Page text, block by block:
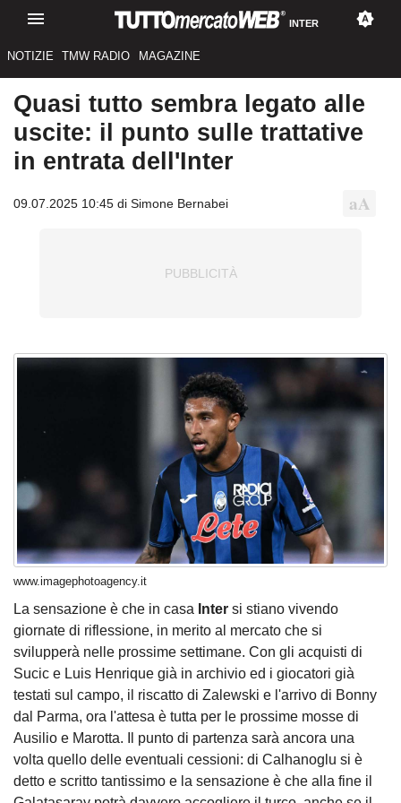
INTER
NOTIZIE TMW RADIO MAGAZINE
Quasi tutto sembra legato alle
uscite: il punto sulle trattative
in entrata dell'Inter
09.07.2025 10:45 di Simone Bernabei
www.imagephotoagency.it
La sensazione è che in casa Inter si stiano vivendo
giornate di riflessione, in merito al mercato che si
svilupperà nelle prossime settimane. Con gli acquisti di
Sucic e Luis Henrique già in archivio ed i giocatori già
testati sul campo, il riscatto di Zalewski e l'arrivo di Bonny
dal Parma, ora l'attesa è tutta per le prossime mosse di
Ausilio e Marotta. Il punto di partenza sarà ancora una
volta quello delle eventuali cessioni: di Calhanoglu si è
detto e scritto tantissimo e la sensazione è che alla fine il